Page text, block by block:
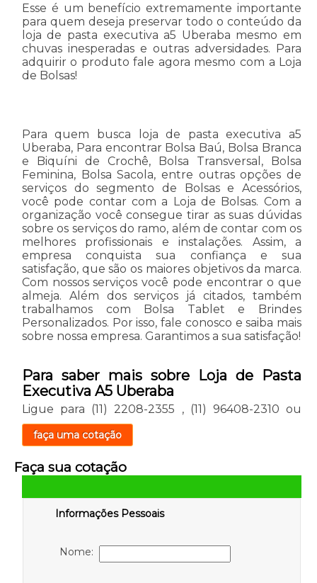
Esse é um benefício extremamente importante
para quem deseja preservar todo o conteúdo da
loja de pasta executiva a5 Uberaba mesmo em
chuvas inesperadas e outras adversidades. Para
adquirir o produto fale agora mesmo com a Loja
de Bolsas!
Para quem busca loja de pasta executiva a5
Uberaba, Para encontrar Bolsa Baú, Bolsa Branca
e Biquíni de Crochê, Bolsa Transversal, Bolsa
Feminina, Bolsa Sacola, entre outras opções de
serviços do segmento de Bolsas e Acessórios,
você pode contar com a Loja de Bolsas. Com a
organização você consegue tirar as suas dúvidas
sobre os serviços do ramo, além de contar com os
melhores profissionais e instalações. Assim, a
empresa conquista sua confiança e sua
satisfação, que são os maiores objetivos da marca.
Com nossos serviços você pode encontrar o que
almeja. Além dos serviços já citados, também
trabalhamos com Bolsa Tablet e Brindes
Personalizados. Por isso, fale conosco e saiba mais
sobre nossa empresa. Garantimos a sua satisfação!
Para saber mais sobre Loja de Pasta
Executiva A5 Uberaba
Ligue para (11) 2208-2355 , (11) 96408-2310 ou
faça uma cotação
Faça sua cotação
Informações Pessoais
Nome: